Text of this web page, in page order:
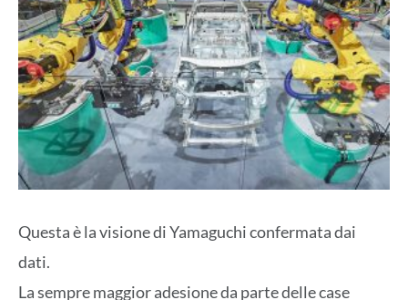
Questa è la visione di Yamaguchi confermata dai
dati.
La sempre maggior adesione da parte delle case